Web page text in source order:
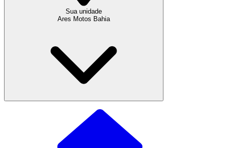
Sua unidade
Ares Motos Bahia